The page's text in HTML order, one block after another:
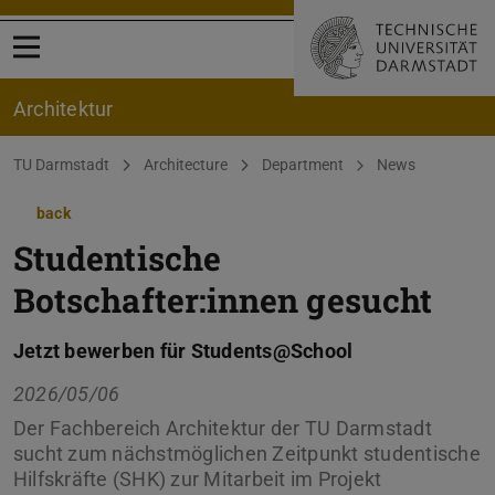
Open menu
Architektur
You are here:
TU Darmstadt Architecture Department News
back
Studentische
Botschafter:innen gesucht
Jetzt bewerben für Students@School
2026/05/06
Der Fachbereich Architektur der TU Darmstadt
sucht zum nächstmöglichen Zeitpunkt studentische
Hilfskräfte (SHK) zur Mitarbeit im Projekt